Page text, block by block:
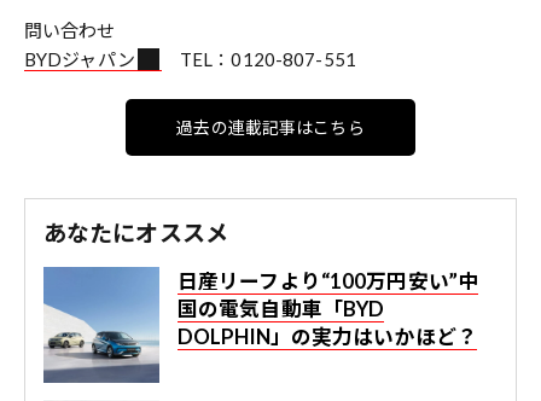
問い合わせ
BYDジャパン
TEL：0120-807-551
過去の連載記事はこちら
あなたにオススメ
日産リーフより“100万円安い”中
国の電気自動車「BYD
DOLPHIN」の実力はいかほど？